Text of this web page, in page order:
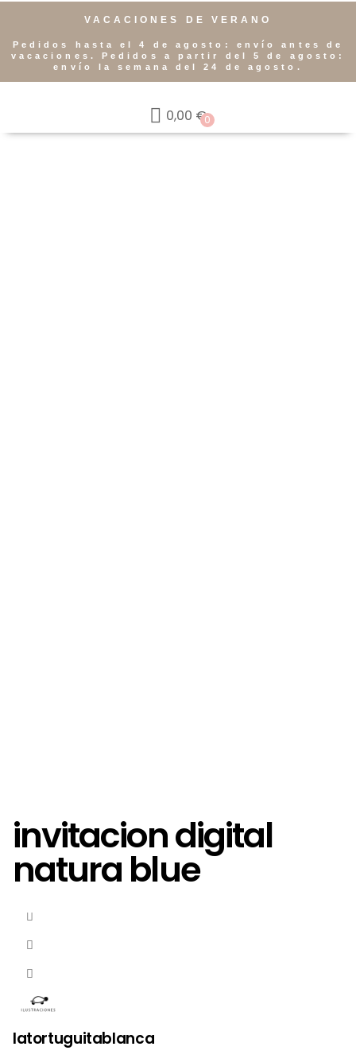
VACACIONES DE VERANO
Pedidos hasta el 4 de agosto: envío antes de
vacaciones. Pedidos a partir del 5 de agosto:
envío la semana del 24 de agosto.
0,00 €0
invitacion digital
natura blue
latortuguitablanca